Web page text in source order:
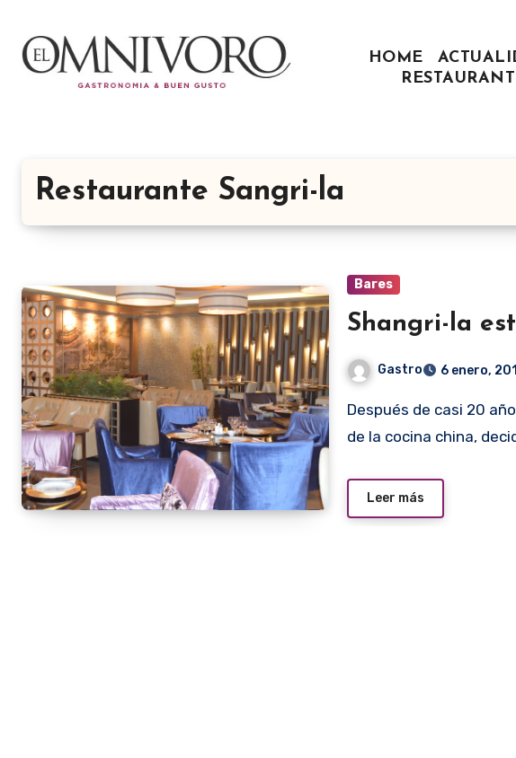
contenido
HOME
Restaurante Sangri-la
Bares
Shangri-la
Gastro 6 enero,
Después de casi 20 años, Shangri-la, el restaurante ícono
de la cocina china,
Leer más